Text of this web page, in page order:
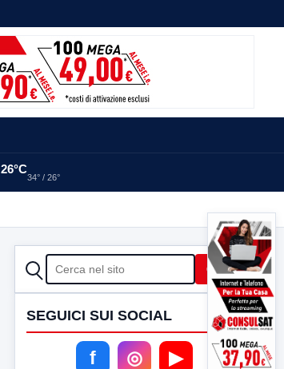
26°C
34° / 26°
CERCA Cerca
SEGUICI SUI SOCIAL
f ◎ ▶